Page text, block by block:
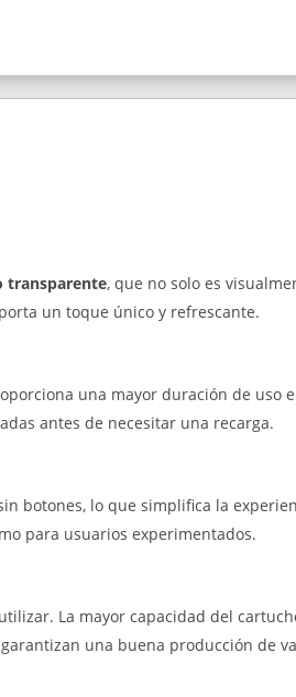
transparente, que no solo es
un toque único y refrescante.
una mayor duración de uso
antes de necesitar una recarga.
botones, lo que simplifica la
para usuarios experimentados.
La mayor capacidad del
una buena producción de